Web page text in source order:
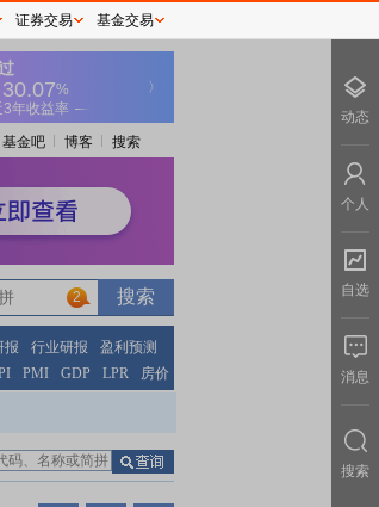
基金吧 博客 搜索
2
报 行业研报
盈利预测
PMI GDP LPR 房价
证券交易 基金交易
动态
个人
自选
消息
搜索